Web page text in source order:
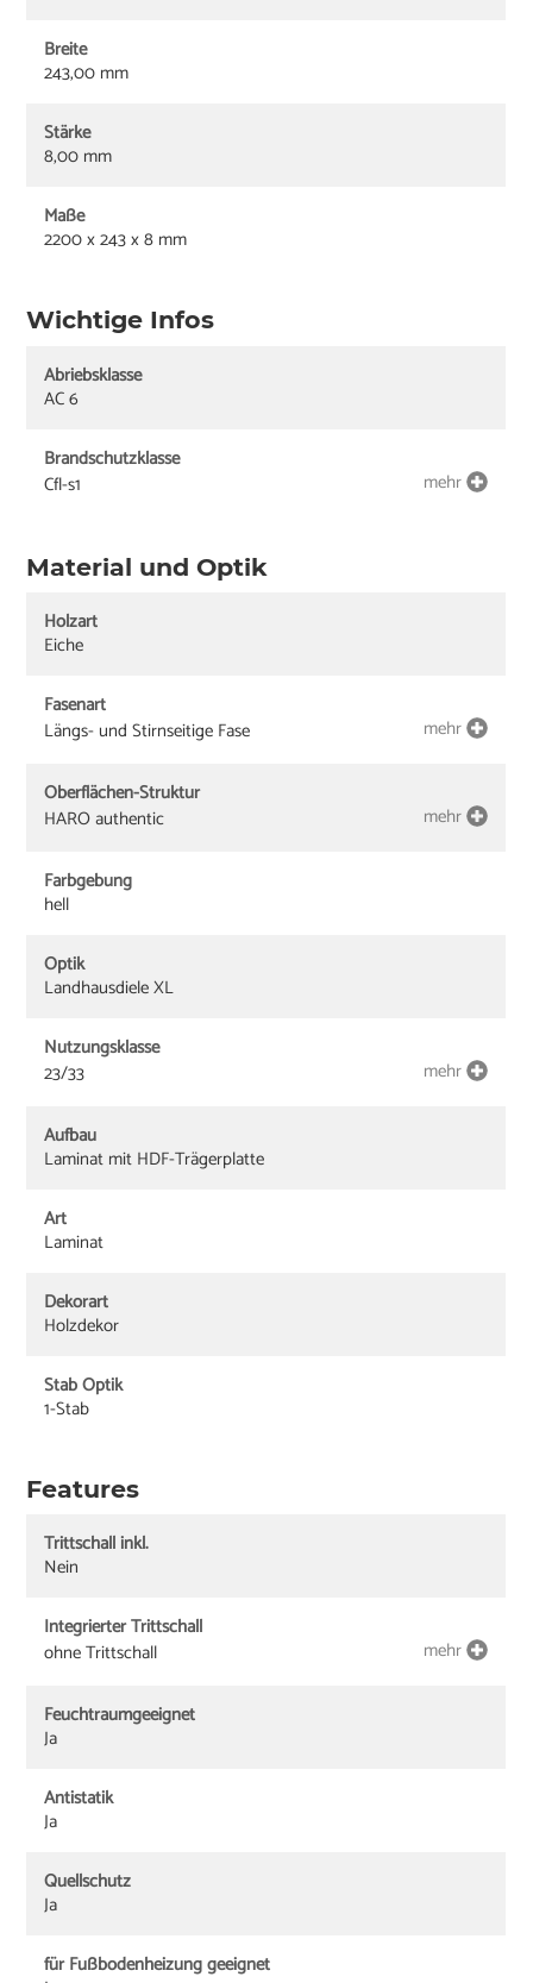
Breite
243,00 mm
Stärke
8,00 mm
Maße
2200 x 243 x 8 mm
Wichtige Infos
Abriebsklasse
AC 6
Brandschutzklasse
Cfl-s1
mehr
Material und Optik
Holzart
Eiche
Fasenart
Längs- und Stirnseitige Fase
mehr
Oberflächen-Struktur
HARO authentic
mehr
Farbgebung
hell
Optik
Landhausdiele XL
Nutzungsklasse
23/33
mehr
Aufbau
Laminat mit HDF-Trägerplatte
Art
Laminat
Dekorart
Holzdekor
Stab Optik
1-Stab
Features
Trittschall inkl.
Nein
Integrierter Trittschall
ohne Trittschall
mehr
Feuchtraumgeeignet
Ja
Antistatik
Ja
Quellschutz
Ja
für Fußbodenheizung geeignet